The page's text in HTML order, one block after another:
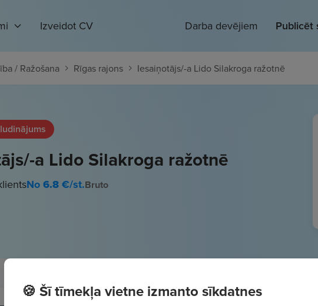
Izveidot CV Darba devējiem Publicēt
/ Ražošana Rīgas rajons Iesaiņotājs/-a Lido Silakroga ražotnē
a Lido Silakroga ražotnē
No6.8€/st.Bruto
🍪 Šī tīmekļa vietne izmanto sīkdatnes